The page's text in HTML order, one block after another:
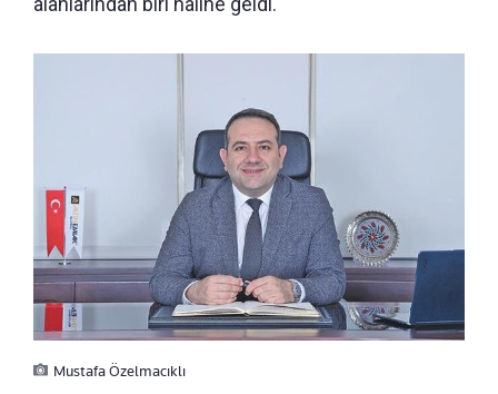
Mustafa Özelmacıklı